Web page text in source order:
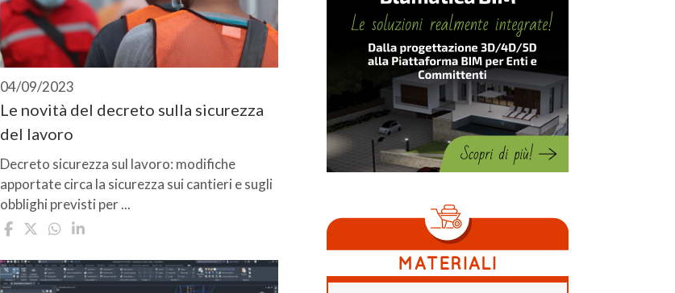
04/09/2023
Le novità del decreto sulla sicurezza
del lavoro
Decreto sicurezza sul lavoro: modifiche
apportate circa la sicurezza sui cantieri e sugli
obblighi previsti per ...